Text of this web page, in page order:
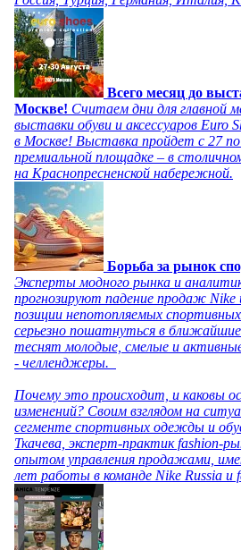
Всего месяц до
Москве! Считаем дни для главной
выставки обуви и аксессуаров Euro
в Москве! Выставка пройдет с 27
премиальной площадке – в
на Краснопресненской набережной.
Борьба за рынок
Эксперты модного рынка и
прогнозируют падение продаж Nike
позиции непотопляемых
серьезно пошатнуться в
теснят молодые, смелые и
- челленджеры.
Почему это происходит, и каковы
изменений? Своим взглядом на
сегменте спортивных одежды и
Ткачева, эксперт-практик fashion-
опытом управления продажами,
лет работы в команде Nike Russia и